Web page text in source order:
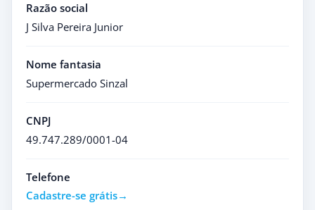
Razão social
J Silva Pereira Junior
Nome fantasia
Supermercado Sinzal
CNPJ
49.747.289/0001-04
Telefone
Cadastre-se grátis